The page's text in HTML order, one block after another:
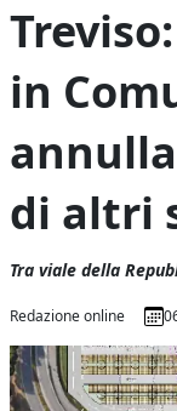
in
di altri
Tra viale della
Redazione online